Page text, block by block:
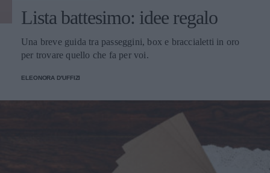
Lista battesimo: idee regalo
Una breve guida tra passeggini, box e braccialetti in oro
per trovare quello che fa per voi.
ELEONORA D'UFFIZI